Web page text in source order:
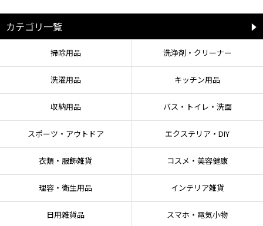
カテゴリ一覧
掃除用品 洗浄剤・クリーナー
洗濯用品 キッチン用品
収納用品 バス・トイレ・洗面
スポーツ・アウトドア エクステリア・DIY
衣類・服飾雑貨 コスメ・美容健康
理容・衛生用品 インテリア雑貨
日用雑貨品 スマホ・電気小物